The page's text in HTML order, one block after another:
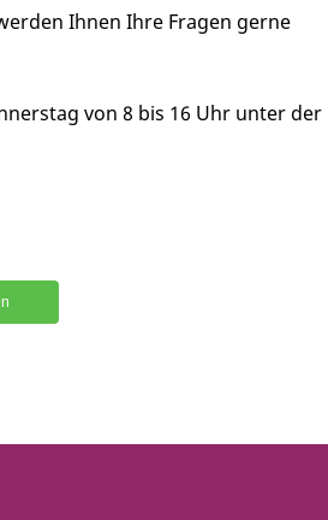
Ihnen Ihre Fragen gerne
von 8 bis 16 Uhr unter der